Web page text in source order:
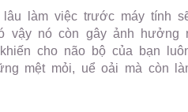
làm việc trước máy tính
vậy nó còn gây ảnh hưởng
cho não bộ của bạn
mệt mỏi, uể oải mà còn